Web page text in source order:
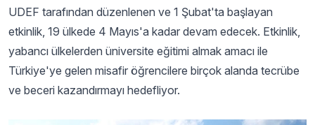
UDEF tarafından düzenlenen ve 1 Şubat'ta başlayan
etkinlik, 19 ülkede 4 Mayıs'a kadar devam edecek. Etkinlik,
yabancı ülkelerden üniversite eğitimi almak amacı ile
Türkiye'ye gelen misafir öğrencilere birçok alanda tecrübe
ve beceri kazandırmayı hedefliyor.